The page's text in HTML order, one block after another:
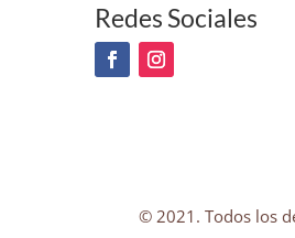
Redes Sociales
© 2021. Todos los